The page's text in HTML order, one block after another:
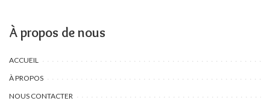
À propos de nous
ACCUEIL
À PROPOS
NOUS CONTACTER